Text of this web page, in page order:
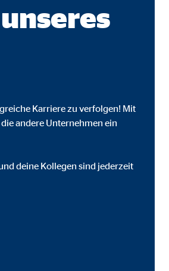
Karriere zu verfolgen! Mit
andere Unternehmen ein
deine Kollegen sind jederzeit